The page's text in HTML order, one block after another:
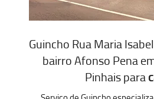
Guincho Rua Maria
bairro Afonso Pena
Pinhais para